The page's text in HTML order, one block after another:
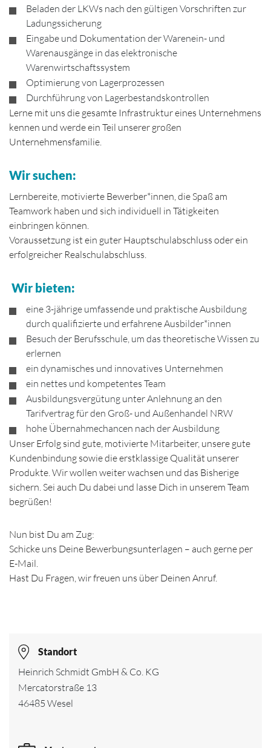
Beladen der LKWs nach den gültigen Vorschriften zur
Ladungssicherung
Eingabe und Dokumentation der Warenein- und
Warenausgänge in das elektronische
Warenwirtschaftssystem
Optimierung von Lagerprozessen
Durchführung von Lagerbestandskontrollen
Lerne mit uns die gesamte Infrastruktur eines Unternehmens
kennen und werde ein Teil unserer großen
Unternehmensfamilie.
Wir suchen:
Lernbereite, motivierte Bewerber*innen, die Spaß am
Teamwork haben und sich individuell in Tätigkeiten
einbringen können.
Voraussetzung ist ein guter Hauptschulabschluss oder ein
erfolgreicher Realschulabschluss.
Wir bieten:
eine 3-jährige umfassende und praktische Ausbildung
durch qualifizierte und erfahrene Ausbilder*innen
Besuch der Berufsschule, um das theoretische Wissen zu
erlernen
ein dynamisches und innovatives Unternehmen
ein nettes und kompetentes Team
Ausbildungsvergütung unter Anlehnung an den
Tarifvertrag für den Groß- und Außenhandel NRW
hohe Übernahmechancen nach der Ausbildung
Unser Erfolg sind gute, motivierte Mitarbeiter, unsere gute
Kundenbindung sowie die erstklassige Qualität unserer
Produkte. Wir wollen weiter wachsen und das Bisherige
sichern. Sei auch Du dabei und lasse Dich in unserem Team
begrüßen!
Nun bist Du am Zug:
Schicke uns Deine Bewerbungsunterlagen – auch gerne per
E-Mail.
Hast Du Fragen, wir freuen uns über Deinen Anruf.
Standort
Heinrich Schmidt GmbH & Co. KG
Mercatorstraße 13
46485 Wesel